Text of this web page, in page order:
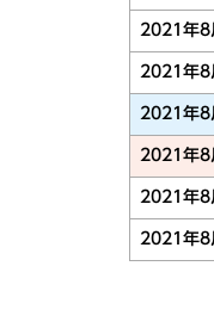
2021年8
2021年8
2021年8
2021年8
2021年8
2021年8